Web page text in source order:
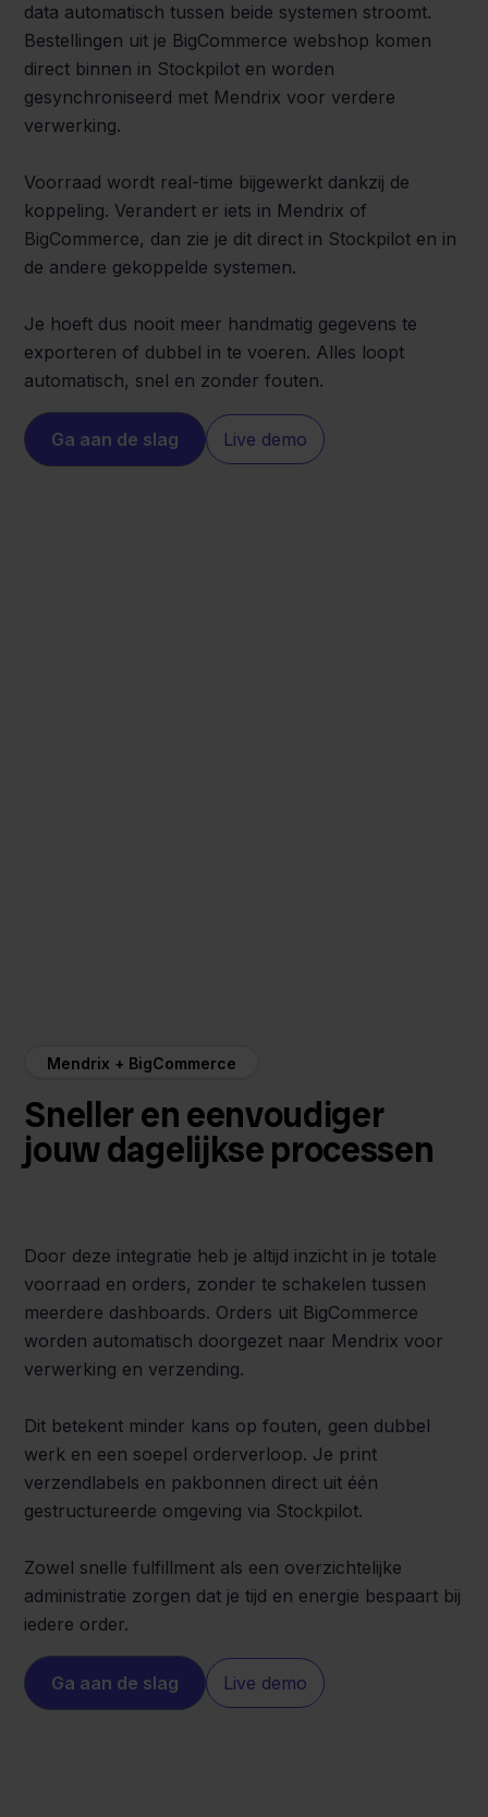
data automatisch tussen beide systemen stroomt.
Bestellingen uit je BigCommerce webshop komen
direct binnen in Stockpilot en worden
gesynchroniseerd met Mendrix voor verdere
verwerking.
Voorraad wordt real-time bijgewerkt dankzij de
koppeling. Verandert er iets in Mendrix of
BigCommerce, dan zie je dit direct in Stockpilot en in
de andere gekoppelde systemen.
Je hoeft dus nooit meer handmatig gegevens te
exporteren of dubbel in te voeren. Alles loopt
automatisch, snel en zonder fouten.
Ga aan de slag Live demo
Mendrix + BigCommerce
Sneller en eenvoudiger
jouw dagelijkse processen
Door deze integratie heb je altijd inzicht in je totale
voorraad en orders, zonder te schakelen tussen
meerdere dashboards. Orders uit BigCommerce
worden automatisch doorgezet naar Mendrix voor
verwerking en verzending.
Dit betekent minder kans op fouten, geen dubbel
werk en een soepel orderverloop. Je print
verzendlabels en pakbonnen direct uit één
gestructureerde omgeving via Stockpilot.
Zowel snelle fulfillment als een overzichtelijke
administratie zorgen dat je tijd en energie bespaart bij
iedere order.
Ga aan de slag Live demo